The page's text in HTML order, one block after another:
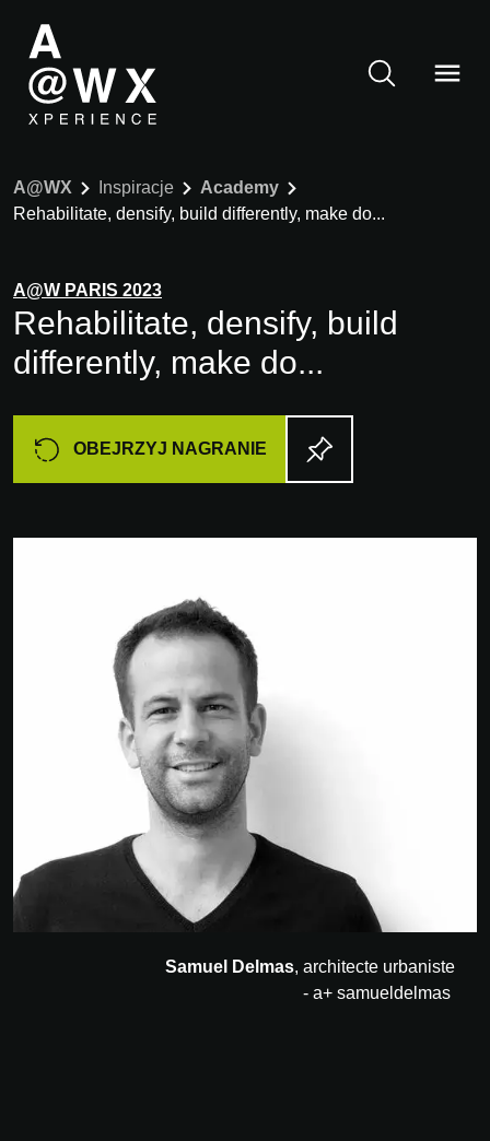
A@WX Inspiracje
Academy
Rehabilitate, densify, build differently, make do...
A@W PARIS 2023
Rehabilitate, densify, build
differently, make do...
OBEJRZYJ NAGRANIE
Samuel Delmas, architecte urbaniste
- a+ samueldelmas